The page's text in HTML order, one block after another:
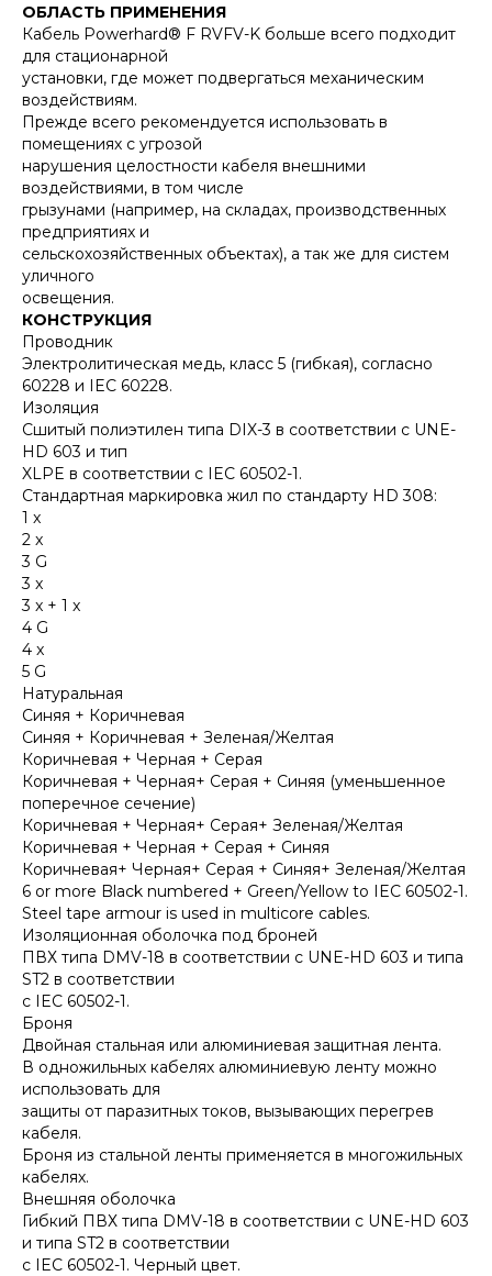
ОБЛАСТЬ ПРИМЕНЕНИЯ
Кабель Powerhard® F RVFV-K больше всего подходит
для стационарной
установки, где может подвергаться механическим
воздействиям.
Прежде всего рекомендуется использовать в
помещениях с угрозой
нарушения целостности кабеля внешними
воздействиями, в том числе
грызунами (например, на складах, производственных
предприятиях и
сельскохозяйственных объектах), а так же для систем
уличного
освещения.
КОНСТРУКЦИЯ
Проводник
Электролитическая медь, класс 5 (гибкая), согласно
60228 и IEC 60228.
Изоляция
Сшитый полиэтилен типа DIX-3 в соответствии с UNE-
HD 603 и тип
XLPE в соответствии с IEC 60502-1.
Стандартная маркировка жил по стандарту HD 308:
1 x
2 x
3 G
3 x
3 x + 1 x
4 G
4 x
5 G
Натуральная
Синяя + Коричневая
Синяя + Коричневая + Зеленая/Желтая
Коричневая + Черная + Серая
Коричневая + Черная+ Серая + Синяя (уменьшенное
поперечное сечение)
Коричневая + Черная+ Серая+ Зеленая/Желтая
Коричневая + Черная + Серая + Синяя
Коричневая+ Черная+ Серая + Синяя+ Зеленая/Желтая
6 or more Black numbered + Green/Yellow to IEC 60502-1.
Steel tape armour is used in multicore cables.
Изоляционная оболочка под броней
ПВХ типа DMV-18 в соответствии с UNE-HD 603 и типа
ST2 в соответствии
с IEC 60502-1.
Броня
Двойная стальная или алюминиевая защитная лента.
В одножильных кабелях алюминиевую ленту можно
использовать для
защиты от паразитных токов, вызывающих перегрев
кабеля.
Броня из стальной ленты применяется в многожильных
кабелях.
Внешняя оболочка
Гибкий ПВХ типа DMV-18 в соответствии с UNE-HD 603
и типа ST2 в соответствии
с IEC 60502-1. Черный цвет.